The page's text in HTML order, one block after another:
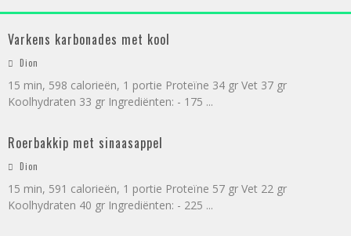
Varkens karbonades met kool
Dion
15 min, 598 calorieën, 1 portie Proteïne 34 gr Vet 37 gr
Koolhydraten 33 gr Ingrediënten: - 175 ...
Roerbakkip met sinaasappel
Dion
15 min, 591 calorieën, 1 portie Proteïne 57 gr Vet 22 gr
Koolhydraten 40 gr Ingrediënten: - 225 ...